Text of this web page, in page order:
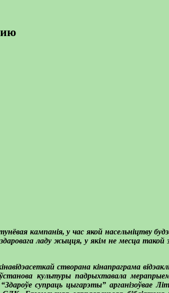
кампанія, у час якой насельніцтву
ладу жыцця, у якім не месца
створана кінапраграма
культуры падрыхтавала
супраць цыгарэты” арганізоўвае